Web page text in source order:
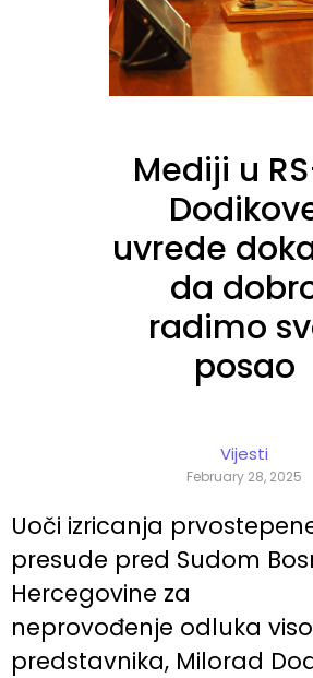
Mediji u
uvrede
da
radimo
posao
Vijesti
February 28, 2025
Uoči izricanja
presude pred Sudom
Hercegovine za
neprovođenje odluka
predstavnika, Milorad